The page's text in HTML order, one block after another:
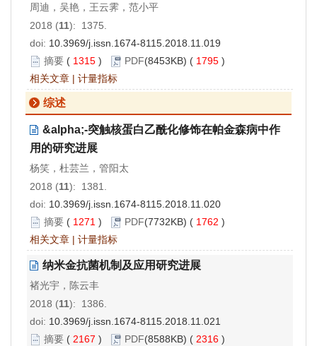
周迪，吴艳，王云霁，范小平
2018 (11): 1375.
doi: 10.3969/j.issn.1674-8115.2018.11.019
摘要 ( 1315 ) PDF(8453KB) ( 1795 )
相关文章 | 计量指标
综述
&alpha;-突触核蛋白乙酰化修饰在帕金森病中作
用的研究进展
杨笑，杜芸兰，管阳太
2018 (11): 1381.
doi: 10.3969/j.issn.1674-8115.2018.11.020
摘要 ( 1271 ) PDF(7732KB) ( 1762 )
相关文章 | 计量指标
纳米金抗菌机制及应用研究进展
褚光宇，陈云丰
2018 (11): 1386.
doi: 10.3969/j.issn.1674-8115.2018.11.021
摘要 ( 2167 ) PDF(8588KB) ( 2316 )